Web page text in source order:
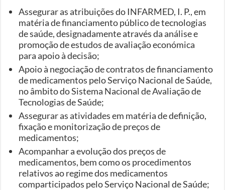
Assegurar as atribuições do INFARMED, I. P., em
matéria de financiamento público de tecnologias
de saúde, designadamente através da análise e
promoção de estudos de avaliação económica
para apoio à decisão;
Apoio à negociação de contratos de financiamento
de medicamentos pelo Serviço Nacional de Saúde,
no âmbito do Sistema Nacional de Avaliação de
Tecnologias de Saúde;
Assegurar as atividades em matéria de definição,
fixação e monitorização de preços de
medicamentos;
Acompanhar a evolução dos preços de
medicamentos, bem como os procedimentos
relativos ao regime dos medicamentos
comparticipados pelo Serviço Nacional de Saúde;